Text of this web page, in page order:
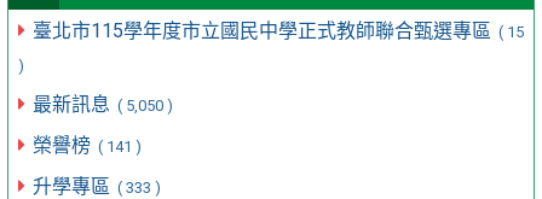
臺北市115學年度市立國民中學正式教師聯合甄選專區 ( 15
)
最新訊息 ( 5,050 )
榮譽榜 ( 141 )
升學專區 ( 333 )